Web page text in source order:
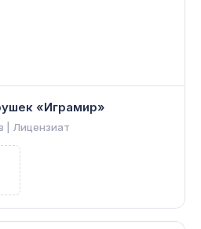
«Играмир»
| Лицензиат